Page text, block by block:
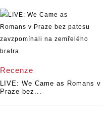
Recenze
LIVE: We Came as Romans v
Praze bez...